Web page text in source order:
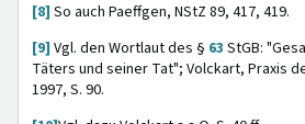
[8] So auch Paeffgen, NStZ 89, 417, 419.
[9] Vgl. den Wortlaut des § 63 StGB:
Täters und seiner Tat"; Volckart, Praxis
1997, S. 90.